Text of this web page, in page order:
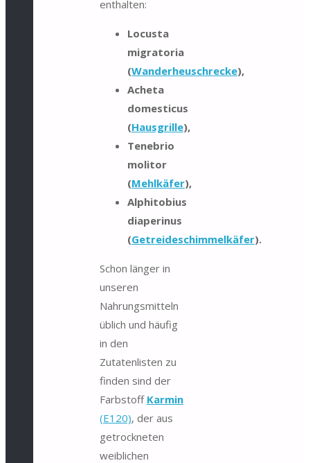
enthalten:
Locusta
migratoria
(Wanderheuschrecke),
Acheta
domesticus
(Hausgrille),
Tenebrio
molitor
(Mehlkäfer),
Alphitobius
diaperinus
(Getreideschimmelkäfer).
Schon länger in
unseren
Nahrungsmitteln
üblich und häufig
in den
Zutatenlisten zu
finden sind der
Farbstoff Karmin
(E120), der aus
getrockneten
weiblichen